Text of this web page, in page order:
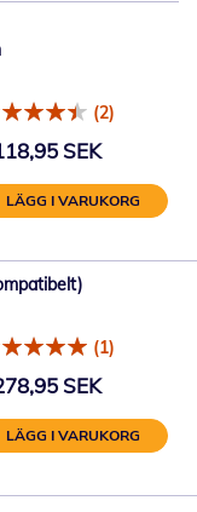
(2)
SEK
LÄGG I VARUKORG
(1)
SEK
LÄGG I VARUKORG